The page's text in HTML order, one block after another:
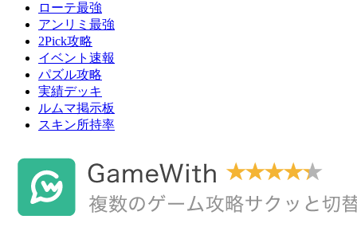
ローテ最強
アンリミ最強
2Pick攻略
イベント速報
パズル攻略
実績デッキ
ルムマ掲示板
スキン所持率